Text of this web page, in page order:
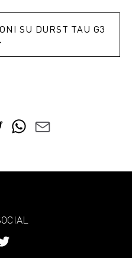
SU DURST TAU G3